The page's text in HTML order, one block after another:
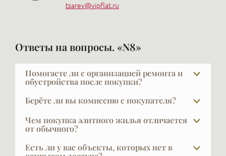
tsarev@vipflat.ru
Ответы на вопросы. «N8»
Помогаете ли с организацией ремонта и
обустройства после покупки?
Да, и это очень важный выбор — найти дизайнера и
строителя по рекомендации. Ремонт — большая
проблема и сложная задача, поручать её стоит
только тому, кто был проверен. Мы видим, что
своими рекомендациями и знаем, от кого приходят
Берёте ли вы комиссию с покупателя?
При покупке в новых проектах — нет. Наши услуги
для покупателя бесплатны, это стандартная
элитной недвижимости. Наши клиенты в основном
Чем покупка элитного жилья отличается
от обычного?
У покупателя элитной недвижимости уже есть
жильё — и не одно. Он не решает задачу «где жить»
Есть ли у вас объекты, которых нет в